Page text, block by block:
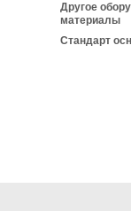
Другое
материалы
Стандарт